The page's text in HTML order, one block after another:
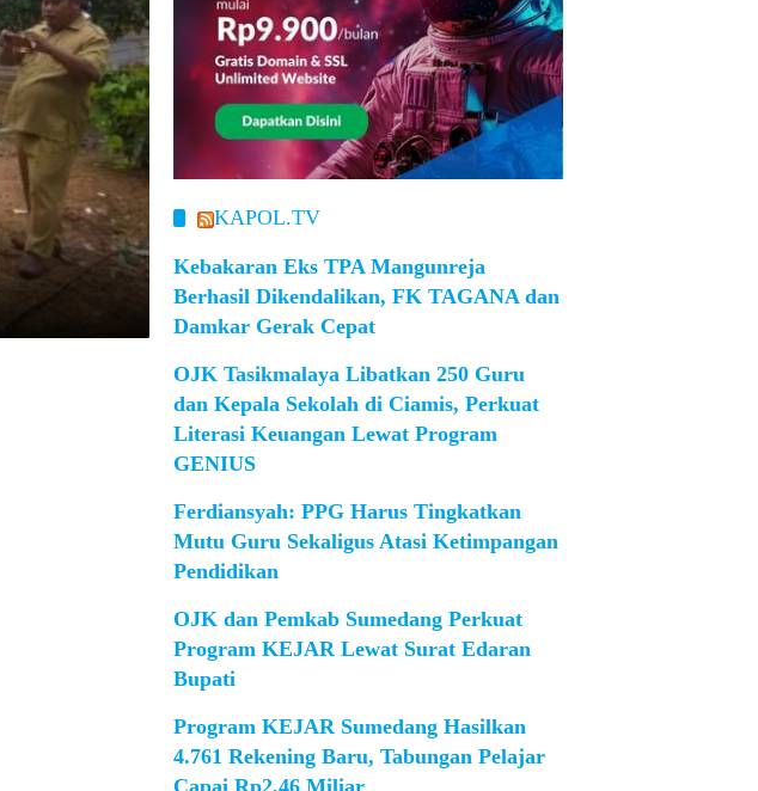
KAPOL.TV
Kebakaran Eks TPA Mangunreja
Berhasil Dikendalikan, FK TAGANA dan
Damkar Gerak Cepat
OJK Tasikmalaya Libatkan 250 Guru
dan Kepala Sekolah di Ciamis, Perkuat
Literasi Keuangan Lewat Program
GENIUS
Ferdiansyah: PPG Harus Tingkatkan
Mutu Guru Sekaligus Atasi Ketimpangan
Pendidikan
OJK dan Pemkab Sumedang Perkuat
Program KEJAR Lewat Surat Edaran
Bupati
Program KEJAR Sumedang Hasilkan
4.761 Rekening Baru, Tabungan Pelajar
Capai Rp2,46 Miliar